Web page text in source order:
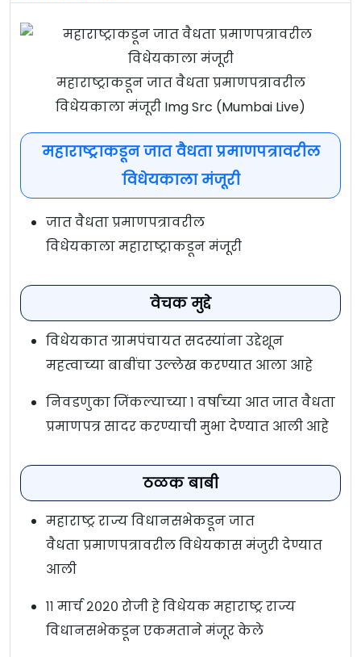
महाराष्ट्राकडून जात वैधता प्रमाणपत्रावरील
विधेयकाला मंजूरी Img Src (Mumbai Live)
महाराष्ट्राकडून जात वैधता प्रमाणपत्रावरील
विधेयकाला मंजूरी
जात वैधता प्रमाणपत्रावरील
विधेयकाला महाराष्ट्राकडून मंजूरी
वेचक मुद्दे
विधेयकात ग्रामपंचायत सदस्यांना उद्देशून
महत्वाच्या बाबींचा उल्लेख करण्यात आला आहे
निवडणुका जिंकल्याच्या १ वर्षाच्या आत जात वैधता
प्रमाणपत्र सादर करण्याची मुभा देण्यात आली आहे
ठळक बाबी
महाराष्ट्र राज्य विधानसभेकडून जात
वैधता प्रमाणपत्रावरील विधेयकास मंजुरी देण्यात
आली
११ मार्च २०२० रोजी हे विधेयक महाराष्ट्र राज्य
विधानसभेकडून एकमताने मंजूर केले